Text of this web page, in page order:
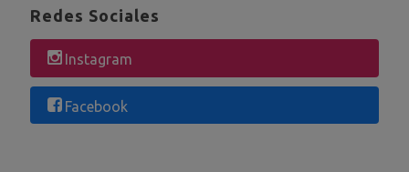
Redes Sociales
Instagram
Facebook